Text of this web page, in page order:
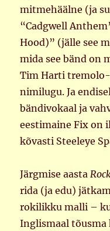
mitmehäälne (ja
“Cadgwell
Hood)” (jälle see
mida see bänd on
Tim Harti
nimilugu. Ja
bändivokaal ja
eestimaine Fix on
kõvasti Steeleye
Järgmise aasta
rida (ja edu)
rokilikku malli –
Inglismaal tõusma